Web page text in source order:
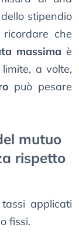
stipendio
che
massima è
a volte,
può pesare
mutuo
rispetto
applicati
fissi.